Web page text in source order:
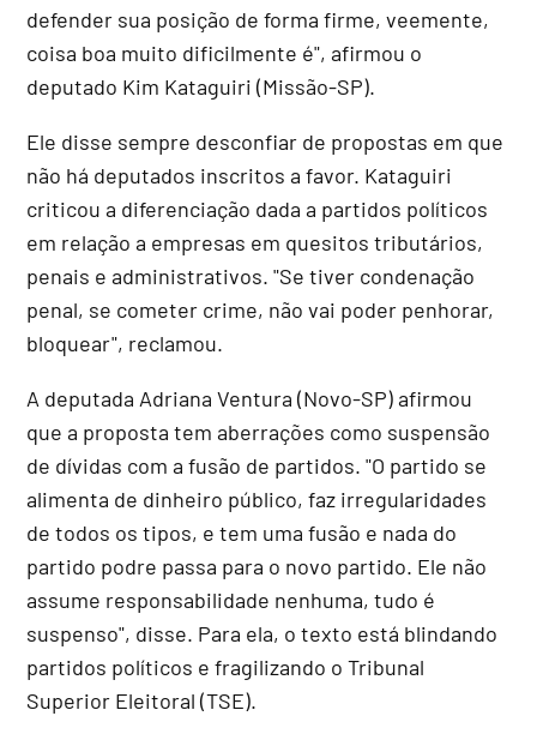
defender sua posição de forma firme, veemente,
coisa boa muito dificilmente é", afirmou o
deputado Kim Kataguiri (Missão-SP).
Ele disse sempre desconfiar de propostas em que
não há deputados inscritos a favor. Kataguiri
criticou a diferenciação dada a partidos políticos
em relação a empresas em quesitos tributários,
penais e administrativos. "Se tiver condenação
penal, se cometer crime, não vai poder penhorar,
bloquear", reclamou.
A deputada Adriana Ventura (Novo-SP) afirmou
que a proposta tem aberrações como suspensão
de dívidas com a fusão de partidos. "O partido se
alimenta de dinheiro público, faz irregularidades
de todos os tipos, e tem uma fusão e nada do
partido podre passa para o novo partido. Ele não
assume responsabilidade nenhuma, tudo é
suspenso", disse. Para ela, o texto está blindando
partidos políticos e fragilizando o Tribunal
Superior Eleitoral (TSE).